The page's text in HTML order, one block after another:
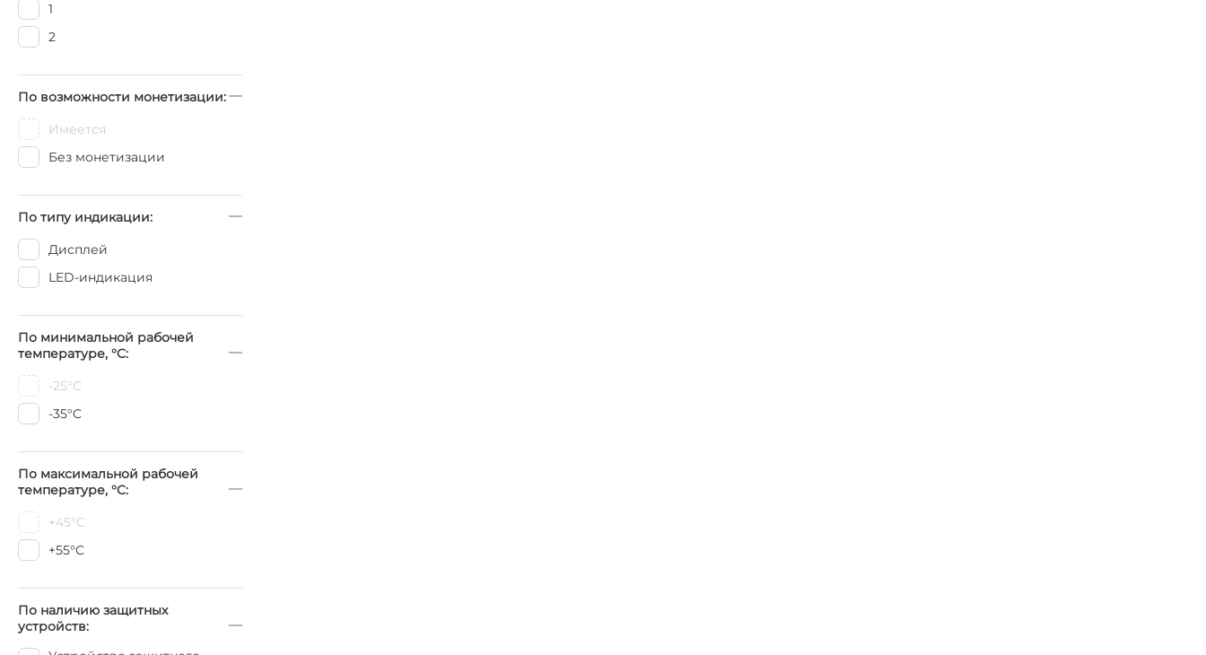
1
2
По возможности монетизации:
Имеется
Без монетизации
По типу индикации:
Дисплей
LED-индикация
По минимальной рабочей
температуре, °C:
-25°C
-35°C
По максимальной рабочей
температуре, °C:
+45°C
+55°C
По наличию защитных
устройств: